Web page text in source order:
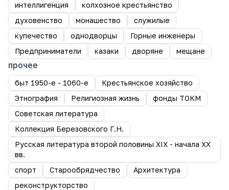
интеллигенция
колхозное крестьянство
духовенство
монашество
служилые
купечество
однодворцы
Горные инженеры
Предприниматели
казаки дворяне мещане
прочее
быт 1950-е - 1060-е
Крестьянское хозяйство
Этнография
Религиозная жизнь
фонды ТОКМ
Советская литература
Коллекция Березовского Г.Н.
Русская литература второй половины XIX - начала XX
вв.
спорт
Старообрядчество
Архитектура
реконструкторство